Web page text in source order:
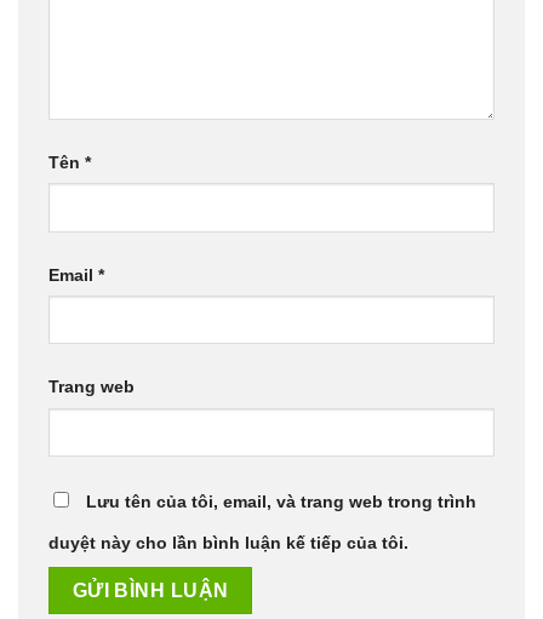
Tên *
Email *
Trang web
Lưu tên của tôi, email, và trang web trong trình
duyệt này cho lần bình luận kế tiếp của tôi.